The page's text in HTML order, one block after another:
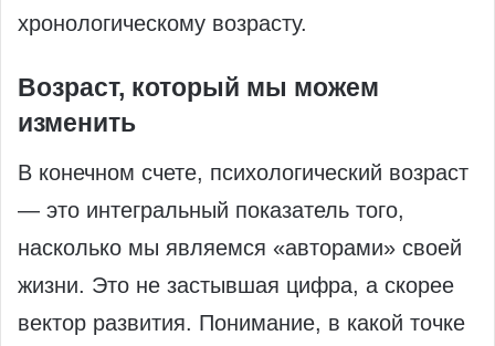
хронологическому возрасту.
Возраст, который мы можем
изменить
В конечном счете, психологический возраст
— это интегральный показатель того,
насколько мы являемся «авторами» своей
жизни. Это не застывшая цифра, а скорее
вектор развития. Понимание, в какой точке